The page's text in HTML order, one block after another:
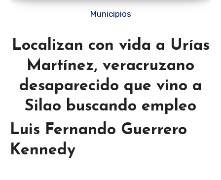
Municipios
Localizan con vida a Urías
Martínez, veracruzano
desaparecido que vino a
Silao buscando empleo
Luis Fernando Guerrero
Kennedy